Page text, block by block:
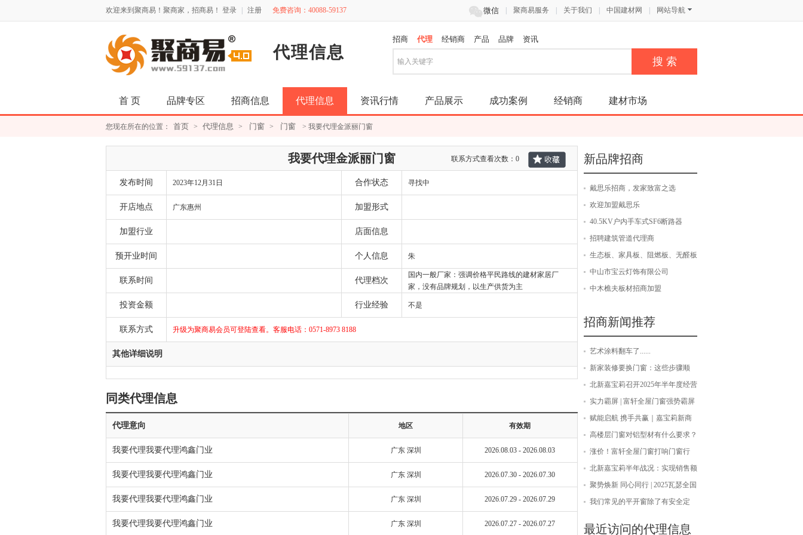
欢迎来到聚商易！聚商家，招商易！ 登录 注册 免费咨询：40088-59137 微信 聚商易服务 关于我们 中国建材网 网站导航
代理信息
招商 代理 经销商 产品 品牌 资讯
首 页 品牌专区 招商信息 代理信息 资讯行情 产品展示 成功案例 经销商 建材市场
您现在所在的位置： 首页 > 代理信息 > 门窗 > 门窗 > 我要代理金派丽门窗
我要代理金派丽门窗 联系方式查看次数：0
发布时间 2023年12月31日 合作状态 寻找中
开店地点 广东惠州 加盟形式
加盟行业 店面信息
预开业时间 个人信息 朱
联系时间 代理档次
国内一般厂家：强调价格平民路线的建材家居厂
家，没有品牌规划，以生产供货为主
投资金额 行业经验 不是
联系方式 升级为聚商易会员可登陆查看。客服电话：0571-8973 8188
其他详细说明
同类代理信息
代理意向 地区 有效期
我要代理我要代理鸿鑫门业 广东 深圳 2026.08.03 - 2026.08.03
我要代理我要代理鸿鑫门业 广东 深圳 2026.07.30 - 2026.07.30
我要代理我要代理鸿鑫门业 广东 深圳 2026.07.29 - 2026.07.29
我要代理我要代理鸿鑫门业 广东 深圳 2026.07.27 - 2026.07.27
新品牌招商
戴思乐招商，发家致富之选
欢迎加盟戴思乐
40.5KV户内手车式SF6断路器
招聘建筑管道代理商
生态板、家具板、阻燃板、无醛板
材诚招加盟。
中山市宝云灯饰有限公司
中木樵夫板材招商加盟
招商新闻推荐
艺术涂料翻车了......
新家装修要换门窗：这些步骤顺
序，不要再弄反了
北新嘉宝莉召开2025年半年度经营
分析与管理沟通会
实力霸屏 | 富轩全屋门窗强势霸屏
全国多条重点高速主干道！
赋能启航 携手共赢｜嘉宝莉新商
成长特训营圆满落幕！
高楼层门窗对铝型材有什么要求？
为安全着想这三点要谨记
涨价！富轩全屋门窗打响门窗行
业“反内卷”第 一枪，连甩两款“899
性能王炸”新品！
北新嘉宝莉半年战况：实现销售额
与净利润双增长！
聚势焕新 同心同行 | 2025瓦瑟全国
经销商年中交流会圆满成功
我们常见的平开窗除了有安全定
最近访问的代理信息